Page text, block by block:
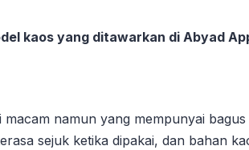
kaos yang ditawarkan di Abyad
namun yang mempunyai
sejuk ketika dipakai, dan bahan